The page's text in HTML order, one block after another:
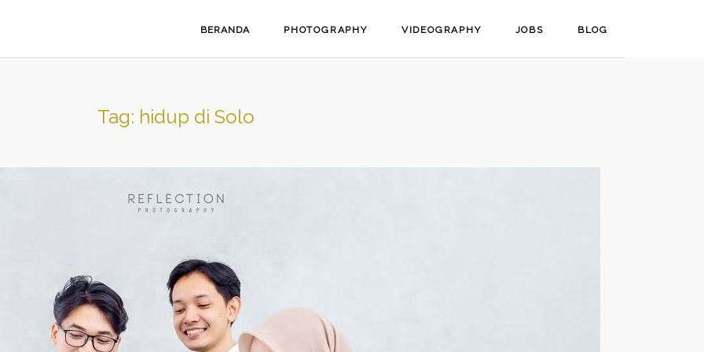
BERANDA PHOTOGRAPHY VIDEOGRAPHY JOBS BLOG
Tag: hidup di Solo